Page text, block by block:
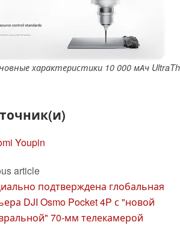
характеристики 10 000 мАч
Youpin
article
подтверждена глобальная
DJI Osmo Pocket 4P с "новой
70-мм телекамерой